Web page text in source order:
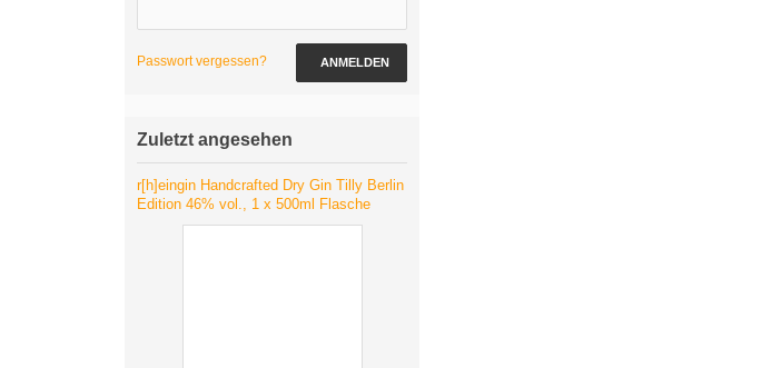
Passwort vergessen? ANMELDEN
Zuletzt angesehen
r[h]eingin Handcrafted Dry Gin Tilly Berlin
Edition 46% vol., 1 x 500ml Flasche